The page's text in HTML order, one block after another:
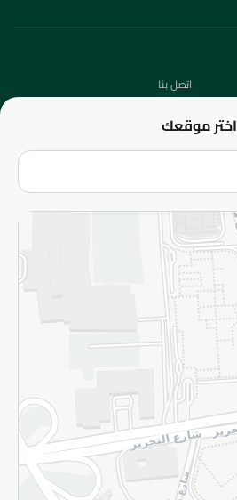
اختر موقعك
اتصل بنا
الفروع
سياسة الاستخدام